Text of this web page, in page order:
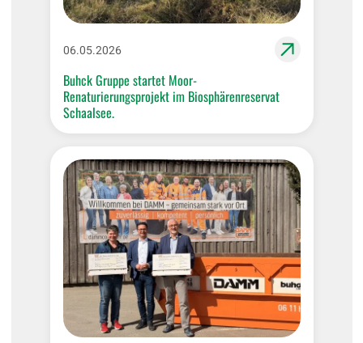
06.05.2026
Buhck Gruppe startet Moor-
Renaturierungsprojekt im Biosphärenreservat
Schaalsee.